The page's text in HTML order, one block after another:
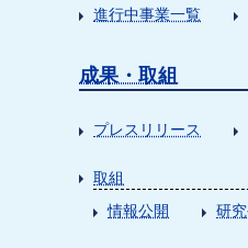
進行中事業一覧
成果・取組
プレスリリース
取組
情報公開
研